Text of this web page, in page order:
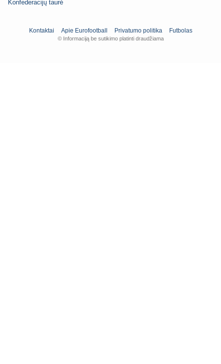
Konfederacijų taurė
Kontaktai Apie Eurofootball Privatumo politika Futbolas
© Informaciją be sutikimo platinti draudžiama